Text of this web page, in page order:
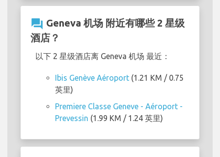
question_answer Geneva 机场 附近有哪些 2 星级
酒店？
以下 2 星级酒店离 Geneva 机场 最近：
Ibis Genève Aéroport (1.21 KM / 0.75
英里)
Premiere Classe Geneve - Aéroport -
Prevessin (1.99 KM / 1.24 英里)